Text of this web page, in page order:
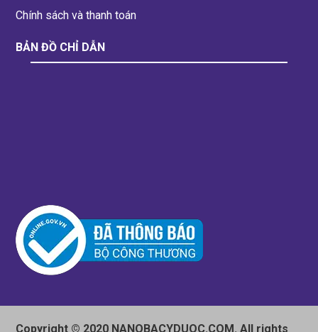
Chính sách và thanh toán
BẢN ĐỒ CHỈ DẪN
Copyright © 2020 NANOBACYDUOC.COM. All rights